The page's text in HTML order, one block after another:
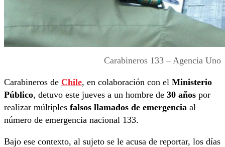
Carabineros 133 – Agencia Uno
Carabineros de Chile, en colaboración con el Ministerio
Público, detuvo este jueves a un hombre de 30 años por
realizar múltiples falsos llamados de emergencia al
número de emergencia nacional 133.
Bajo ese contexto, al sujeto se le acusa de reportar, los días